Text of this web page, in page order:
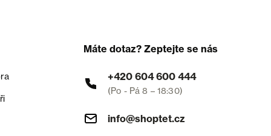
Máte dotaz? Zeptejte se nás
+420 604 600 444
(Po - Pá 8 – 18:30)
info@shoptet.cz